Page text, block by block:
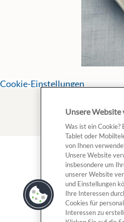
Cookie-Einstellungen
Mehr
Impressum
AGB
Datenschutz
Cookie
Unsere Website
Was ist ein
Tablet oder
von Ihnen
Unsere Website
insbesondere um
unserer Website
und Einstellungen
Ihre Interessen
Cookies für
Interessen zu